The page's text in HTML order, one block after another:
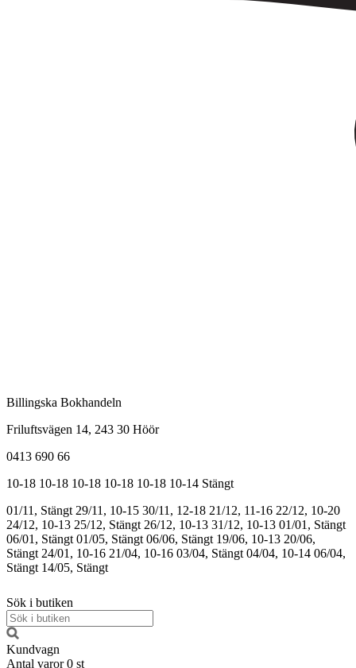
Billingska Bokhandeln
Friluftsvägen 14, 243 30 Höör
0413 690 66
10-18 10-18 10-18 10-18 10-18 10-14 Stängt
01/11, Stängt 29/11, 10-15 30/11, 12-18 21/12, 11-16 22/12, 10-20
24/12, 10-13 25/12, Stängt 26/12, 10-13 31/12, 10-13 01/01, Stängt
06/01, Stängt 01/05, Stängt 06/06, Stängt 19/06, 10-13 20/06,
Stängt 24/01, 10-16 21/04, 10-16 03/04, Stängt 04/04, 10-14 06/04,
Stängt 14/05, Stängt
Sök i butiken
Kundvagn
Antal varor 0 st